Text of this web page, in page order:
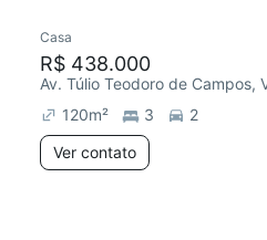
Casa
R$ 438.000
Av. Túlio Teodoro de Campos,
120m² 3
2
Ver contato